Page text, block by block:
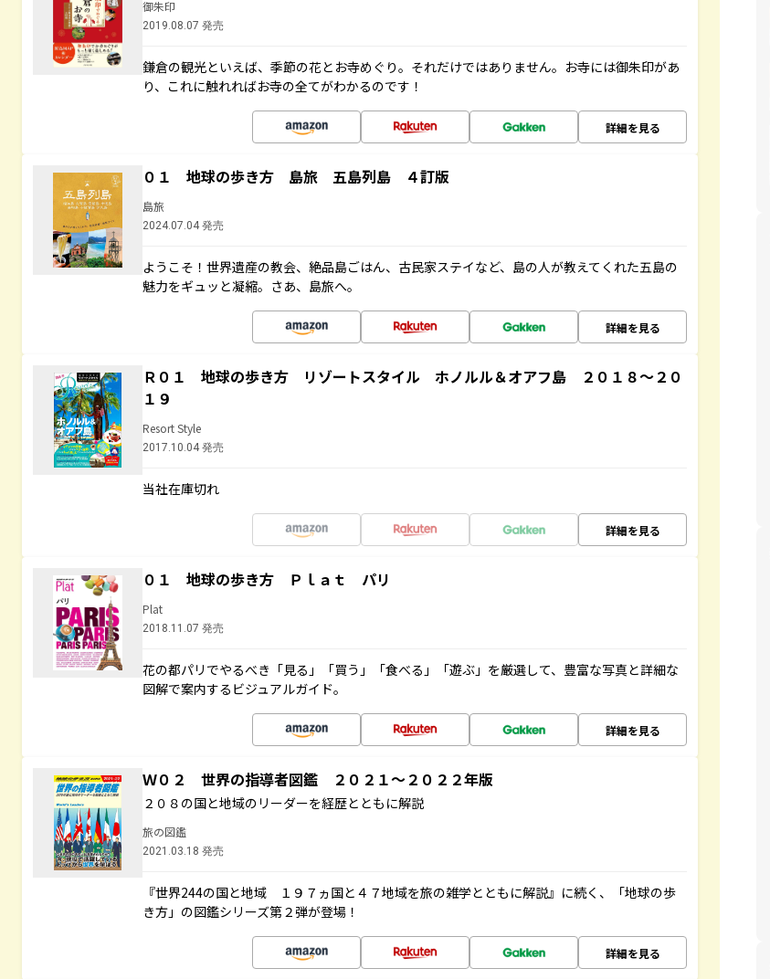
御朱印
2019.08.07 発売
鎌倉の観光といえば、季節の花とお寺めぐり。それだけではありません。お寺には御朱印があ
り、これに触れればお寺の全てがわかるのです！
詳細を見る
０１ 地球の歩き方 島旅 五島列島 ４訂版
島旅
2024.07.04 発売
ようこそ！世界遺産の教会、絶品島ごはん、古民家ステイなど、島の人が教えてくれた五島の
魅力をギュッと凝縮。さあ、島旅へ。
詳細を見る
Ｒ０１ 地球の歩き方 リゾートスタイル ホノルル＆オアフ島 ２０１８～２０
１９
Resort Style
2017.10.04 発売
当社在庫切れ
詳細を見る
０１ 地球の歩き方 Ｐｌａｔ パリ
Plat
2018.11.07 発売
花の都パリでやるべき「見る」「買う」「食べる」「遊ぶ」を厳選して、豊富な写真と詳細な
図解で案内するビジュアルガイド。
詳細を見る
Ｗ０２ 世界の指導者図鑑 ２０２１～２０２２年版
２０８の国と地域のリーダーを経歴とともに解説
旅の図鑑
2021.03.18 発売
『世界244の国と地域 １９７ヵ国と４７地域を旅の雑学とともに解説』に続く、「地球の歩
き方」の図鑑シリーズ第２弾が登場！
詳細を見る